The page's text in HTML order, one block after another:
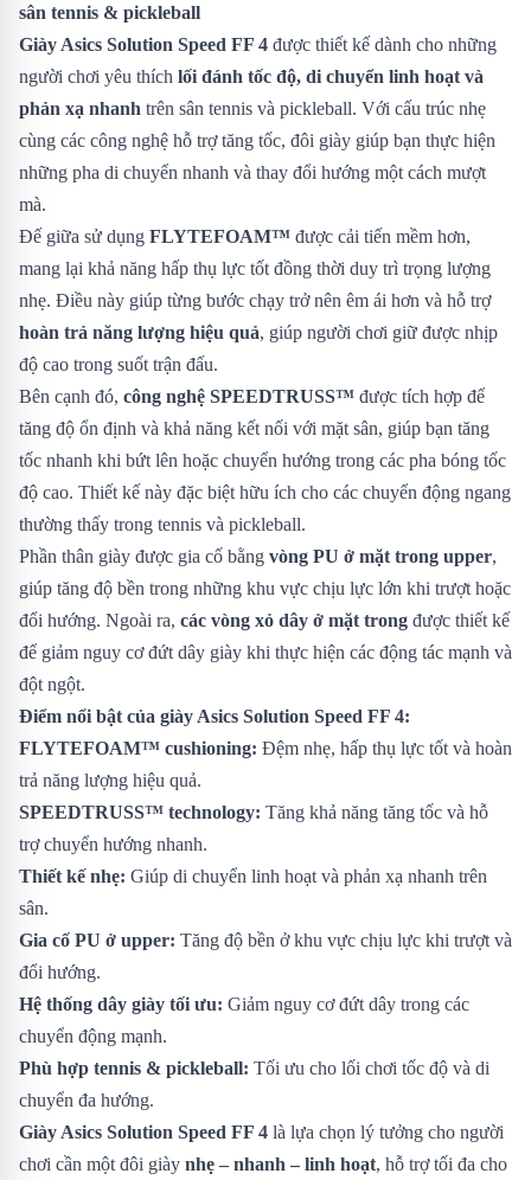
sân tennis & pickleball
Giày Asics Solution Speed FF 4 được thiết kế dành cho những
người chơi yêu thích lối đánh tốc độ, di chuyển linh hoạt và
phản xạ nhanh trên sân tennis và pickleball. Với cấu trúc nhẹ
cùng các công nghệ hỗ trợ tăng tốc, đôi giày giúp bạn thực hiện
những pha di chuyển nhanh và thay đổi hướng một cách mượt
mà.
Đế giữa sử dụng FLYTEFOAM™ được cải tiến mềm hơn,
mang lại khả năng hấp thụ lực tốt đồng thời duy trì trọng lượng
nhẹ. Điều này giúp từng bước chạy trở nên êm ái hơn và hỗ trợ
hoàn trả năng lượng hiệu quả, giúp người chơi giữ được nhịp
độ cao trong suốt trận đấu.
Bên cạnh đó, công nghệ SPEEDTRUSS™ được tích hợp để
tăng độ ổn định và khả năng kết nối với mặt sân, giúp bạn tăng
tốc nhanh khi bứt lên hoặc chuyển hướng trong các pha bóng tốc
độ cao. Thiết kế này đặc biệt hữu ích cho các chuyển động ngang
thường thấy trong tennis và pickleball.
Phần thân giày được gia cố bằng vòng PU ở mặt trong upper,
giúp tăng độ bền trong những khu vực chịu lực lớn khi trượt hoặc
đổi hướng. Ngoài ra, các vòng xỏ dây ở mặt trong được thiết kế
để giảm nguy cơ đứt dây giày khi thực hiện các động tác mạnh và
đột ngột.
Điểm nổi bật của giày Asics Solution Speed FF 4:
FLYTEFOAM™ cushioning: Đệm nhẹ, hấp thụ lực tốt và hoàn
trả năng lượng hiệu quả.
SPEEDTRUSS™ technology: Tăng khả năng tăng tốc và hỗ
trợ chuyển hướng nhanh.
Thiết kế nhẹ: Giúp di chuyển linh hoạt và phản xạ nhanh trên
sân.
Gia cố PU ở upper: Tăng độ bền ở khu vực chịu lực khi trượt và
đổi hướng.
Hệ thống dây giày tối ưu: Giảm nguy cơ đứt dây trong các
chuyển động mạnh.
Phù hợp tennis & pickleball: Tối ưu cho lối chơi tốc độ và di
chuyển đa hướng.
Giày Asics Solution Speed FF 4 là lựa chọn lý tưởng cho người
chơi cần một đôi giày nhẹ – nhanh – linh hoạt, hỗ trợ tối đa cho